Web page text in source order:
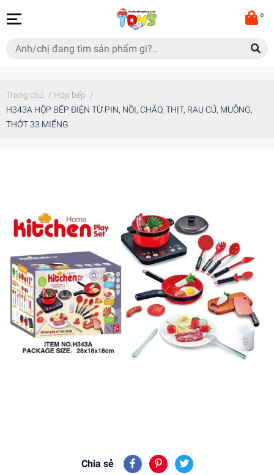
0
Trang chủ / Hộp bếp /
H343A HỘP BẾP ĐIỆN TỪ PIN, NỒI, CHẢO, THỊT, RAU CỦ, MUỖNG,
THỚT 33 MIẾNG
Chia sẻ